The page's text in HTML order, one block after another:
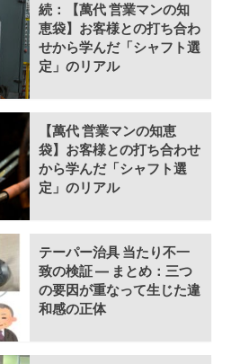
続：【萬代 営業マンの知
恵袋】お客様との打ち合わ
せから学んだ「シャフト選
定」のリアル
【萬代 営業マンの知恵
袋】お客様との打ち合わせ
から学んだ「シャフト選
定」のリアル
テーパー治具 当たり不一
致の検証 ― まとめ：三つ
の要因が重なって生じた違
和感の正体